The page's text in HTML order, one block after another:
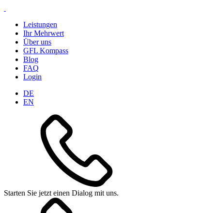
Leistungen
Ihr Mehrwert
Über uns
GFL Kompass
Blog
FAQ
Login
DE
EN
Starten Sie jetzt einen Dialog mit uns.